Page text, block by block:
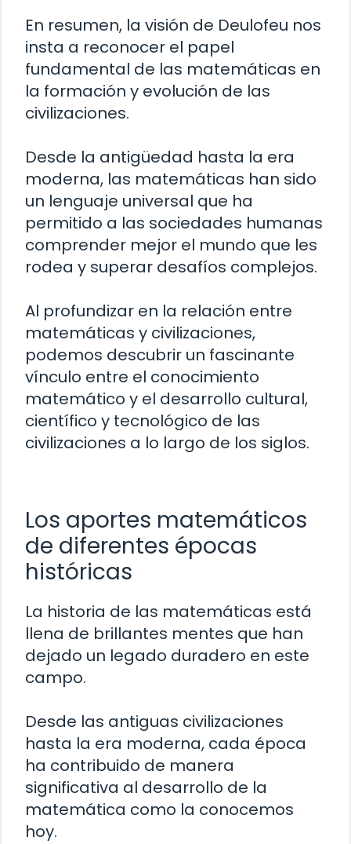
En resumen, la visión de Deulofeu nos
insta a reconocer el papel
fundamental de las matemáticas en
la formación y evolución de las
civilizaciones.
Desde la antigüedad hasta la era
moderna, las matemáticas han sido
un lenguaje universal que ha
permitido a las sociedades humanas
comprender mejor el mundo que les
rodea y superar desafíos complejos.
Al profundizar en la relación entre
matemáticas y civilizaciones,
podemos descubrir un fascinante
vínculo entre el conocimiento
matemático y el desarrollo cultural,
científico y tecnológico de las
civilizaciones a lo largo de los siglos.
Los aportes matemáticos
de diferentes épocas
históricas
La historia de las matemáticas está
llena de brillantes mentes que han
dejado un legado duradero en este
campo.
Desde las antiguas civilizaciones
hasta la era moderna, cada época
ha contribuido de manera
significativa al desarrollo de la
matemática como la conocemos
hoy.